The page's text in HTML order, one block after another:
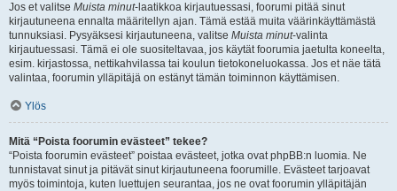
Jos et valitse Muista minut-laatikkoa kirjautuessasi, foorumi pitää sinut
kirjautuneena ennalta määritellyn ajan. Tämä estää muita väärinkäyttämästä
tunnuksiasi. Pysyäksesi kirjautuneena, valitse Muista minut-valinta
kirjautuessasi. Tämä ei ole suositeltavaa, jos käytät foorumia jaetulta koneelta,
esim. kirjastossa, nettikahvilassa tai koulun tietokoneluokassa. Jos et näe tätä
valintaa, foorumin ylläpitäjä on estänyt tämän toiminnon käyttämisen.
Ylös
Mitä “Poista foorumin evästeet” tekee?
“Poista foorumin evästeet” poistaa evästeet, jotka ovat phpBB:n luomia. Ne
tunnistavat sinut ja pitävät sinut kirjautuneena foorumille. Evästeet tarjoavat
myös toimintoja, kuten luettujen seurantaa, jos ne ovat foorumin ylläpitäjän